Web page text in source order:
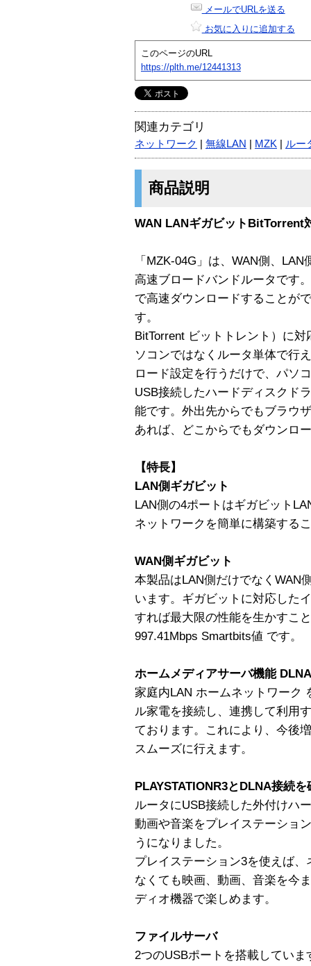
メールでURLを送る
お気に入りに追加する
このページのURL
https://plth.me/12441313
関連カテゴリ
ネットワーク 無線LAN MZK ルー
商品説明
WAN LANギガビットBitTorrent
「MZK-04G」は、WAN側、
高速ブロードバンドルータです
で高速ダウンロードすることが
す。
BitTorrent ビットトレント）に
ソコンではなくルータ単体で行
ロード設定を行うだけで、パソ
USB接続したハードディスクド
能です。外出先からでもブラウ
あれば、どこからでもダウンロ
【特長】
LAN側ギガビット
LAN側の4ポートはギガビット
ネットワークを簡単に構築する
WAN側ギガビット
本製品はLAN側だけでなくWAN
います。ギガビットに対応した
すれば最大限の性能を生かすこ
997.41Mbps Smartbits値 です。
ホームメディアサーバ機能
家庭内LAN ホームネットワーク
ル家電を接続し、連携して利用
ております。これにより、今後
スムーズに行えます。
PLAYSTATIONR3とDLNA接続を
ルータにUSB接続した外付けハ
動画や音楽をプレイステーショ
うになりました。
プレイステーション3を使えば
なくても映画、動画、音楽を今
ディオ機器で楽しめます。
ファイルサーバ
2つのUSBポートを搭載してい